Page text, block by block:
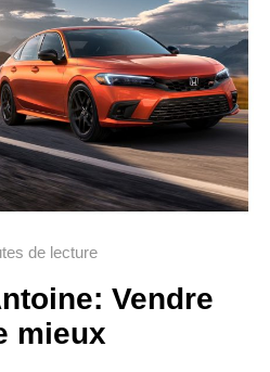
de lecture
Vendre
mieux